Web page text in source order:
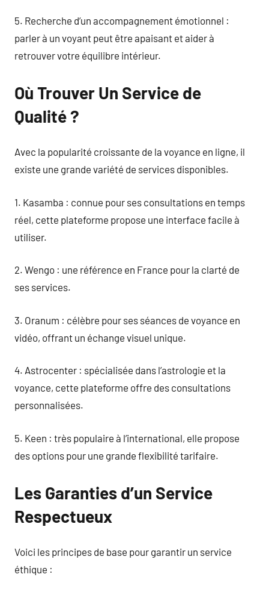
5. Recherche d’un accompagnement émotionnel :
parler à un voyant peut être apaisant et aider à
retrouver votre équilibre intérieur.
Où Trouver Un Service de
Qualité ?
Avec la popularité croissante de la voyance en ligne, il
existe une grande variété de services disponibles.
1. Kasamba : connue pour ses consultations en temps
réel, cette plateforme propose une interface facile à
utiliser.
2. Wengo : une référence en France pour la clarté de
ses services.
3. Oranum : célèbre pour ses séances de voyance en
vidéo, offrant un échange visuel unique.
4. Astrocenter : spécialisée dans l’astrologie et la
voyance, cette plateforme offre des consultations
personnalisées.
5. Keen : très populaire à l’international, elle propose
des options pour une grande flexibilité tarifaire.
Les Garanties d’un Service
Respectueux
Voici les principes de base pour garantir un service
éthique :